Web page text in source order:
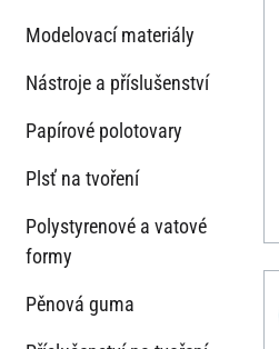
Modelovací materiály
Nástroje a příslušenství
Papírové polotovary
Plsť na tvoření
Polystyrenové a vatové
formy
Pěnová guma